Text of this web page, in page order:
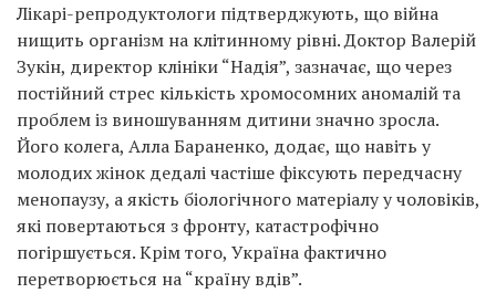
Лікарі-репродуктологи підтверджують, що війна
нищить організм на клітинному рівні. Доктор Валерій
Зукін, директор клініки “Надія”, зазначає, що через
постійний стрес кількість хромосомних аномалій та
проблем із виношуванням дитини значно зросла.
Його колега, Алла Бараненко, додає, що навіть у
молодих жінок дедалі частіше фіксують передчасну
менопаузу, а якість біологічного матеріалу у чоловіків,
які повертаються з фронту, катастрофічно
погіршується. Крім того, Україна фактично
перетворюється на “країну вдів”.